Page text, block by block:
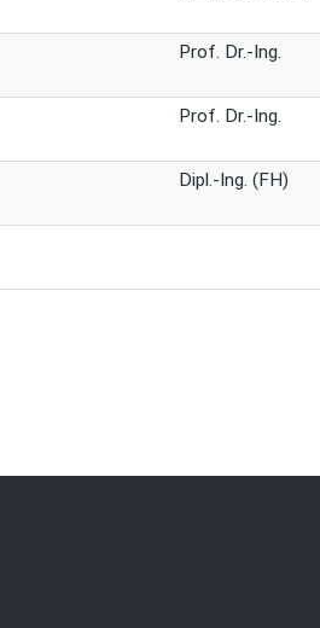
Prof. Dr.-Ing.
Prof. Dr.-Ing.
Dipl.-Ing. (FH)